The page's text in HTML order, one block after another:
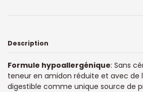
Description
Formule hypoallergénique: Sans
teneur en amidon réduite et avec de
digestible comme unique source de